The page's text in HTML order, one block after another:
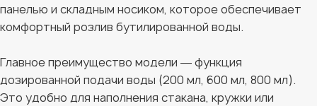
панелью и складным носиком, которое обеспечивает
комфортный розлив бутилированной воды.
Главное преимущество модели ― функция
дозированной подачи воды (200 мл, 600 мл, 800 мл).
Это удобно для наполнения стакана, кружки или